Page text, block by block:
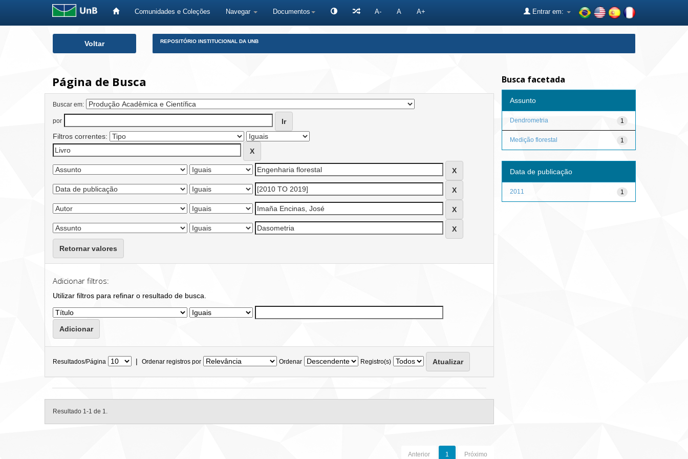
Comunidades e Coleções Navegar Documentos A- A A+ Entrar em:
Voltar REPOSITÓRIO INSTITUCIONAL DA UNB
Página de Busca
Buscar em:
por
Filtros correntes:
Retornar valores
Adicionar filtros:
Utilizar filtros para refinar o resultado de busca.
Resultados/Página | Ordenar registros por Ordenar Registro(s)
Resultado 1-1 de 1.
Anterior 1 Próximo
Busca facetada
Assunto
1
Dendrometria
1
Medição florestal
Data de publicação
1
2011